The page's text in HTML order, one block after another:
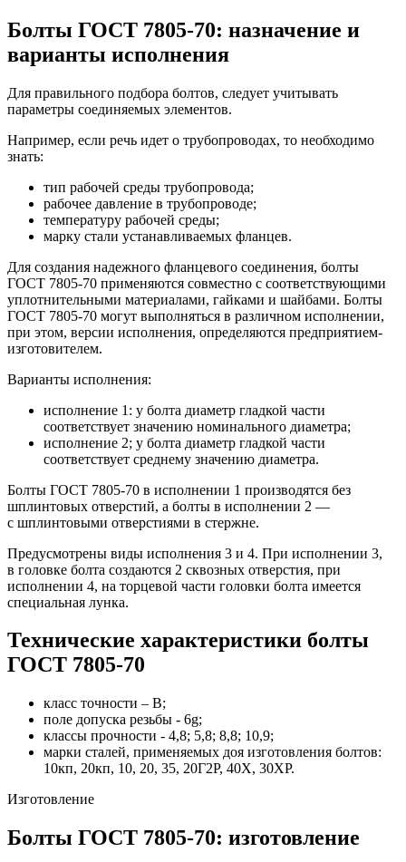
Болты ГОСТ 7805-70: назначение и
варианты исполнения
Для правильного подбора болтов, следует учитывать
параметры соединяемых элементов.
Например, если речь идет о трубопроводах, то необходимо
знать:
тип рабочей среды трубопровода;
рабочее давление в трубопроводе;
температуру рабочей среды;
марку стали устанавливаемых фланцев.
Для создания надежного фланцевого соединения, болты
ГОСТ 7805-70 применяются совместно с соответствующими
уплотнительными материалами, гайками и шайбами. Болты
ГОСТ 7805-70 могут выполняться в различном исполнении,
при этом, версии исполнения, определяются предприятием-
изготовителем.
Варианты исполнения:
исполнение 1: у болта диаметр гладкой части
соответствует значению номинального диаметра;
исполнение 2; у болта диаметр гладкой части
соответствует среднему значению диаметра.
Болты ГОСТ 7805-70 в исполнении 1 производятся без
шплинтовых отверстий, а болты в исполнении 2 —
с шплинтовыми отверстиями в стержне.
Предусмотрены виды исполнения 3 и 4. При исполнении 3,
в головке болта создаются 2 сквозных отверстия, при
исполнении 4, на торцевой части головки болта имеется
специальная лунка.
Технические характеристики болты
ГОСТ 7805-70
класс точности – B;
поле допуска резьбы - 6g;
классы прочности - 4,8; 5,8; 8,8; 10,9;
марки сталей, применяемых доя изготовления болтов:
10кп, 20кп, 10, 20, 35, 20Г2Р, 40Х, 30ХР.
Изготовление
Болты ГОСТ 7805-70: изготовление